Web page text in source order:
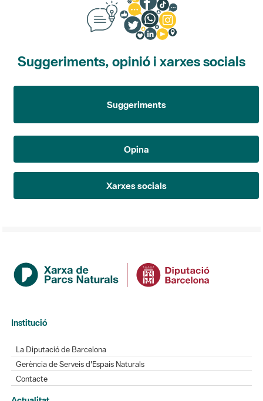
Suggeriments, opinió i xarxes socials
Suggeriments
Opina
Xarxes socials
Institució
La Diputació de Barcelona
Gerència de Serveis d'Espais Naturals
Contacte